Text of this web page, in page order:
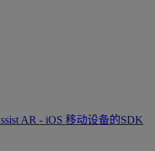
AR - iOS 移动设备的SDK